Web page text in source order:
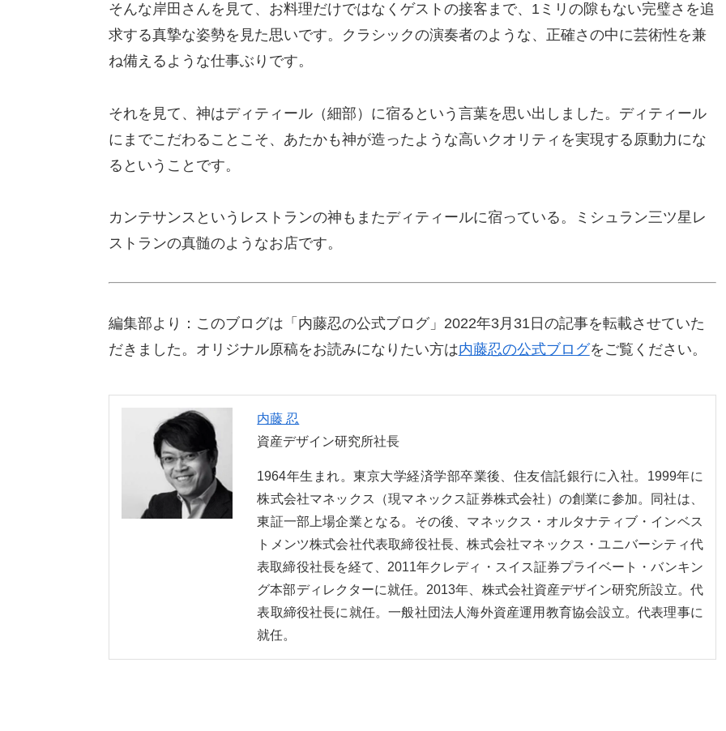
そんな岸田さんを見て、お料理だけではなくゲストの接客まで、1ミリの隙もない完璧さを追
求する真摯な姿勢を見た思いです。クラシックの演奏者のような、正確さの中に芸術性を兼
ね備えるような仕事ぶりです。
それを見て、神はディティール（細部）に宿るという言葉を思い出しました。ディティール
にまでこだわることこそ、あたかも神が造ったような高いクオリティを実現する原動力にな
るということです。
カンテサンスというレストランの神もまたディティールに宿っている。ミシュラン三ツ星レ
ストランの真髄のようなお店です。
編集部より：このブログは「内藤忍の公式ブログ」2022年3月31日の記事を転載させていた
だきました。オリジナル原稿をお読みになりたい方は内藤忍の公式ブログをご覧ください。
内藤 忍
資産デザイン研究所社長
1964年生まれ。東京大学経済学部卒業後、住友信託銀行に入社。1999年に
株式会社マネックス（現マネックス証券株式会社）の創業に参加。同社は、
東証一部上場企業となる。その後、マネックス・オルタナティブ・インベス
トメンツ株式会社代表取締役社長、株式会社マネックス・ユニバーシティ代
表取締役社長を経て、2011年クレディ・スイス証券プライベート・バンキン
グ本部ディレクターに就任。2013年、株式会社資産デザイン研究所設立。代
表取締役社長に就任。一般社団法人海外資産運用教育協会設立。代表理事に
就任。